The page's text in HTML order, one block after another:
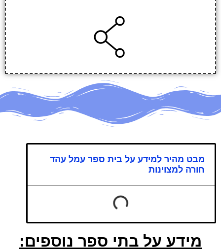
מבט מהיר למידע על בית ספר עמל עהד
חורה למצוינות
מידע על בתי ספר נוספים: